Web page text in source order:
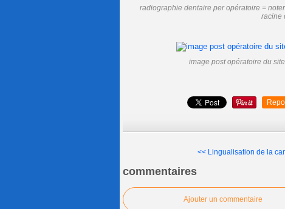
radiographie dentaire per opératoire =
racine
image post opératoire du
<< Lingualisation de la
commentaires
Ajouter un commentaire